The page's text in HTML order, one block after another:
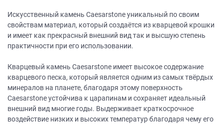
Искусственный камень Caesarstone уникальный по своим
свойствам материал, который создаётся из кварцевой крошки
и имеет как прекрасный внешний вид так и высшую степень
практичности при его использовании.
Кварцевый камень Caesarstone имеет высокое содержание
кварцевого песка, который является одним из самых твёрдых
минералов на планете, благодаря этому поверхность
Caesarstone устойчива к царапинам и сохраняет идеальный
внешний вид многие годы. Выдерживает краткосрочное
воздействие низких и высоких температур благодаря чему его